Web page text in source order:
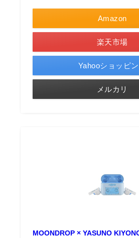
Amazon
楽天市場
Yahooショッピ
メルカリ
MOONDROP × YASUNO